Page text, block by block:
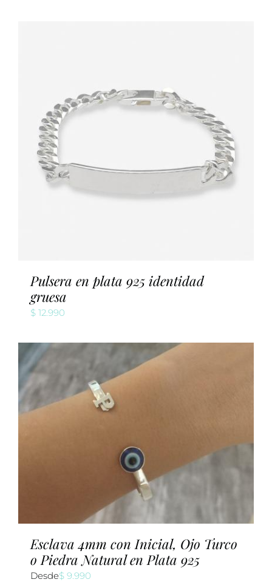
Pulsera en plata 925 identidad
gruesa
$ 12.990
Esclava 4mm con Inicial, Ojo Turco
o Piedra Natural en Plata 925
Desde$ 9.990